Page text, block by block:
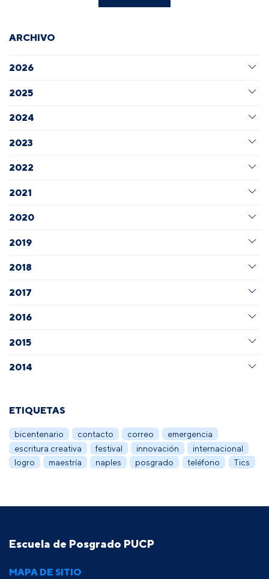
ARCHIVO
2026
2025
2024
2023
2022
2021
2020
2019
2018
2017
2016
2015
2014
ETIQUETAS
bicentenario contacto correo
emergencia
escritura creativa
festival innovación
internacional
logro
maestría naples posgrado teléfono Tics
Escuela de Posgrado PUCP
MAPA DE SITIO